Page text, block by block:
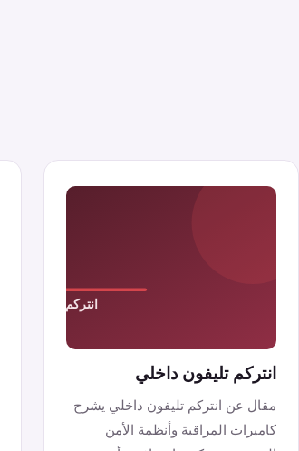
انتركم تليفون داخلي
مقال عن انتركم تليفون داخلي يشرح
كاميرات المراقبة وأنظمة الأمن